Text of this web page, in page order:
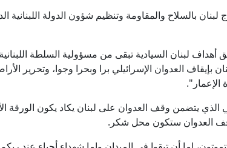
بالسلاح والمقاومة وتنظيم شؤون الدولة اللبنانية
أهداف لبنان السيادية تبقى من مسؤولية السلطة
العدوان الإسرائيلي برا وبحرا وجوا، وتحرير
الإعمار".
الذي يتضمن وقف العدوان على لبنان يكاد يكون الورقة
العدوان ستكون محل شكر.